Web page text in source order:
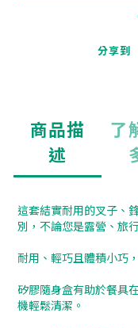
分享到
商品描
述
了
這套結實耐用的叉子、
別，不論您是露營、旅
耐用、輕巧且體積小巧
矽膠隨身盒有助於餐具
機輕鬆清潔。